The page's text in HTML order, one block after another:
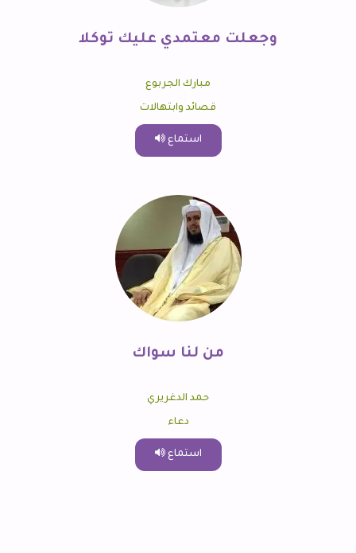
وجعلت معتمدي عليك توكلا
مبارك الجربوع
قصائد وابتهالات
استماع
من لنا سواك
حمد الدغريري
دعاء
استماع